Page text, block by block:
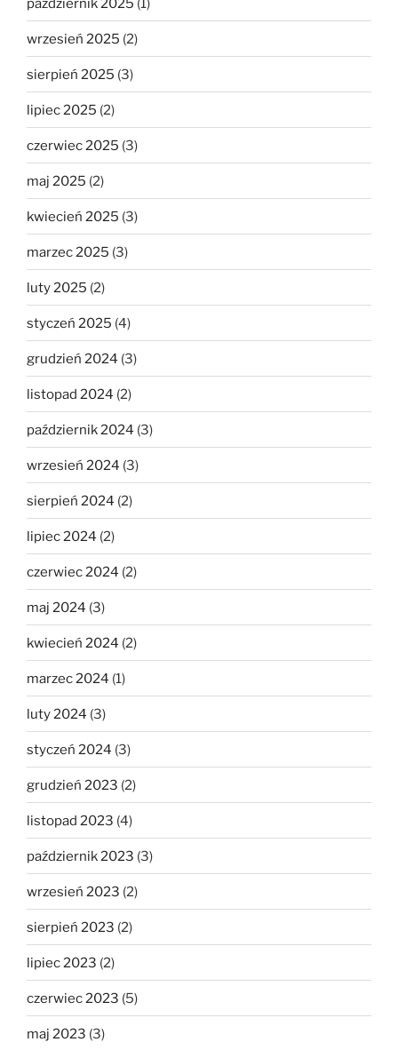
październik 2025 (1)
wrzesień 2025 (2)
sierpień 2025 (3)
lipiec 2025 (2)
czerwiec 2025 (3)
maj 2025 (2)
kwiecień 2025 (3)
marzec 2025 (3)
luty 2025 (2)
styczeń 2025 (4)
grudzień 2024 (3)
listopad 2024 (2)
październik 2024 (3)
wrzesień 2024 (3)
sierpień 2024 (2)
lipiec 2024 (2)
czerwiec 2024 (2)
maj 2024 (3)
kwiecień 2024 (2)
marzec 2024 (1)
luty 2024 (3)
styczeń 2024 (3)
grudzień 2023 (2)
listopad 2023 (4)
październik 2023 (3)
wrzesień 2023 (2)
sierpień 2023 (2)
lipiec 2023 (2)
czerwiec 2023 (5)
maj 2023 (3)